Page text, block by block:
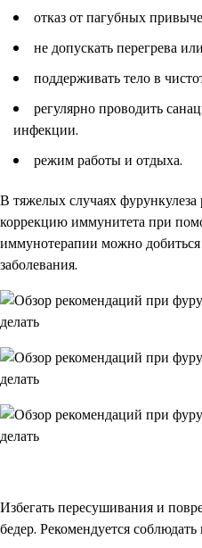
отказ от пагубных
не допускать перегрева
поддерживать тело в
регулярно проводить
инфекции.
режим работы и отдыха.
В тяжелых случаях фурункулеза
коррекцию иммунитета при
иммунотерапии можно
заболевания.
Избегать пересушивания и
бедер. Рекомендуется